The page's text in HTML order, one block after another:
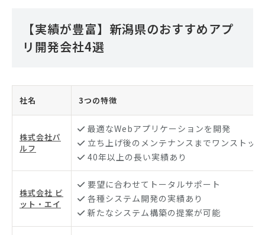
【実績が豊富】新潟県のおすすめアプ
リ開発会社4選
社名 3つの特徴
株式会社パ
ルフ
最適なWebアプリケーションを開発
立ち上げ後のメンテナンスまでワンストップ
40年以上の長い実績あり
株式会社 ビ
ット・エイ
要望に合わせてトータルサポート
各種システム開発の実績あり
新たなシステム構築の提案が可能